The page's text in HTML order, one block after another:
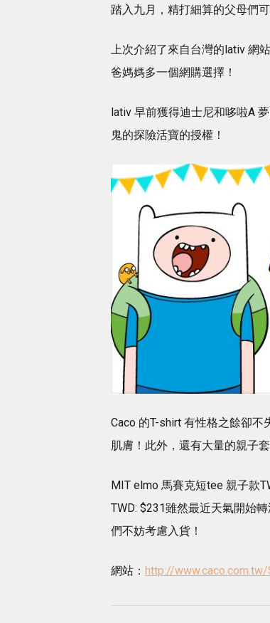
踏入九月，精打細算的父母們
上次介紹了來自台灣的lativ 網
爸媽媽多一個網購選擇！
lativ 早前獲得迪士尼和哆啦A
鬼的探險活寶的授權！
Caco 的T-shirt 有性格之餘卻
肌膚！此外，還有大量的親子
MIT elmo 馬賽克短tee 親子款
TWD: $231雖然最近天氣開始
們不妨考慮入貨！
網站： http://